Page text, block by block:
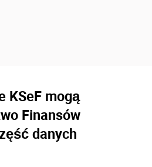
KSeF mogą
Finansów
danych